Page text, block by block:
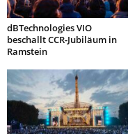
dBTechnologies VIO
beschallt CCR-Jubiläum in
Ramstein